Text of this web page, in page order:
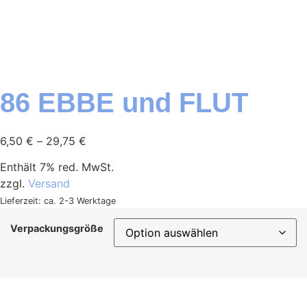
86 EBBE und FLUT
6,50 € – 29,75 €
Enthält 7% red. MwSt.
zzgl. Versand
Lieferzeit: ca. 2-3 Werktage
Verpackungsgröße